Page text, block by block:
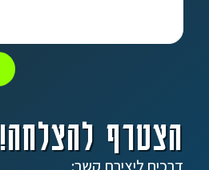
הצטרף להצלחה!